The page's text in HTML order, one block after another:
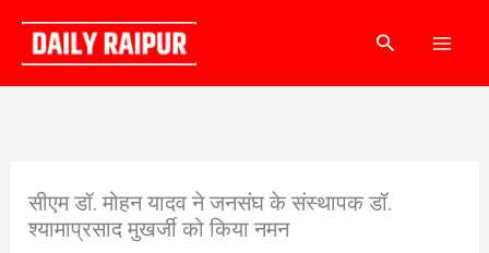
content
Search
सीएम डॉ. मोहन यादव ने जनसंघ के संस्थापक डॉ.
श्यामाप्रसाद मुखर्जी को किया नमन